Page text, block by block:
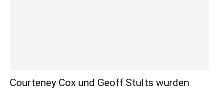
Courteney Cox und Geoff Stults wurden